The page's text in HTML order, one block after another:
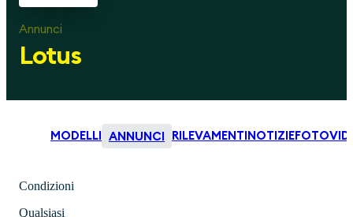
Annunci
Lotus
MODELLI ANNUNCI RILEVAMENTI NOTIZIE FOTO
Condizioni
Qualsiasi